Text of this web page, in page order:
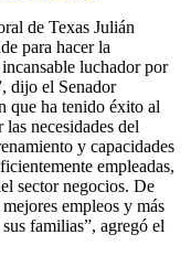
de Texas Julián
para hacer la
luchador por
dijo el Senador
que ha tenido éxito al
necesidades del
y capacidades
empleadas,
sector negocios. De
empleos y más
familias”, agregó el